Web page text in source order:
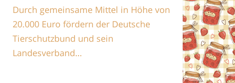
Durch gemeinsame Mittel in Höhe von
20.000 Euro fördern der Deutsche
Tierschutzbund und sein
Landesverband…